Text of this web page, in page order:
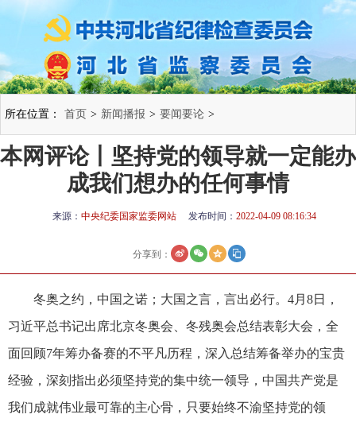
所在位置： 首页 > 新闻播报 > 要闻要论 >
本网评论丨坚持党的领导就一定能办
成我们想办的任何事情
来源： 中央纪委国家监委网站 发布时间： 2022-04-09 08:16:34
分享到：
冬奥之约，中国之诺；大国之言，言出必行。4月8日，
习近平总书记出席北京冬奥会、冬残奥会总结表彰大会，全
面回顾7年筹办备赛的不平凡历程，深入总结筹备举办的宝贵
经验，深刻指出必须坚持党的集中统一领导，中国共产党是
我们成就伟业最可靠的主心骨，只要始终不渝坚持党的领